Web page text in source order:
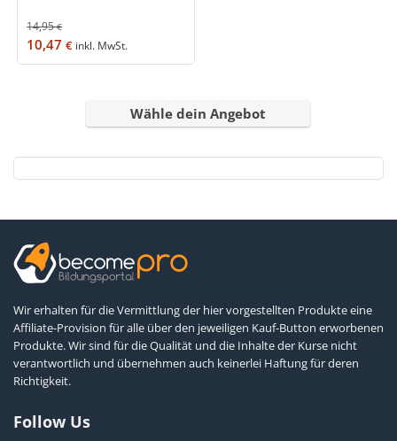
14,95€
10,47€ inkl. MwSt.
Wähle dein Angebot
Wir erhalten für die Vermittlung der hier vorgestellten Produkte eine
Affiliate-Provision für alle über den jeweiligen Kauf-Button erworbenen
Produkte. Wir sind für die Qualität und die Inhalte der Kurse nicht
verantwortlich und übernehmen auch keinerlei Haftung für deren
Richtigkeit.
Follow Us